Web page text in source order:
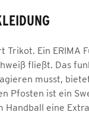
Ein ERIMA
fließt. Das
musst,
Pfosten ist ein
Handball eine